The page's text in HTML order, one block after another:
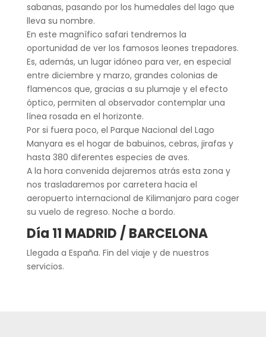
sabanas, pasando por los humedales del lago que
lleva su nombre.
En este magnífico safari tendremos la
oportunidad de ver los famosos leones trepadores.
Es, además, un lugar idóneo para ver, en especial
entre diciembre y marzo, grandes colonias de
flamencos que, gracias a su plumaje y el efecto
óptico, permiten al observador contemplar una
línea rosada en el horizonte.
Por si fuera poco, el Parque Nacional del Lago
Manyara es el hogar de babuinos, cebras, jirafas y
hasta 380 diferentes especies de aves.
A la hora convenida dejaremos atrás esta zona y
nos trasladaremos por carretera hacia el
aeropuerto internacional de Kilimanjaro para coger
su vuelo de regreso. Noche a bordo.
Día 11 MADRID / BARCELONA
Llegada a España. Fin del viaje y de nuestros
servicios.